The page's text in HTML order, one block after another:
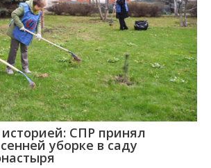
историей: СПР принял
уборке в саду